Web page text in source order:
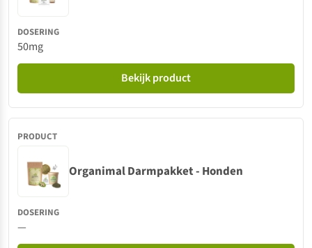
50mg
Bekijk product
Organimal Darmpakket - Honden
—